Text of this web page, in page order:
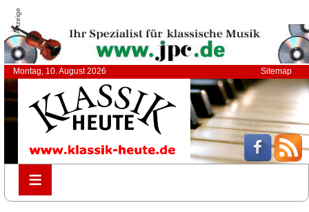
Anzeige
Montag, 10. August 2026 Sitemap
≡
≡